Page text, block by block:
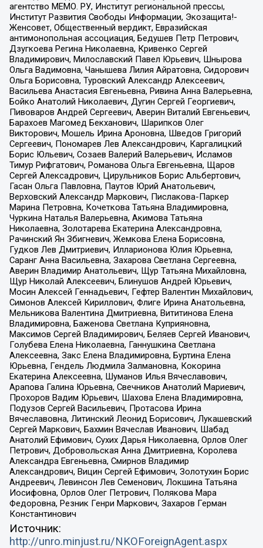
агентство МЕМО. РУ, Институт региональной прессы,
Институт Развития Свободы Информации, Экозащита!-
Женсовет, Общественный вердикт, Евразийская
антимонопольная ассоциация, Бедушев Петр Петрович,
Дзугкоева Регина Николаевна, Кривенко Сергей
Владимирович, Милославский Павел Юрьевич, Шнырова
Ольга Вадимовна, Чанышева Лилия Айратовна, Сидорович
Ольга Борисовна, Туровский Александр Алексеевич,
Васильева Анастасия Евгеньевна, Ривина Анна Валерьевна,
Бойко Анатолий Николаевич, Дугин Сергей Георгиевич,
Пивоваров Андрей Сергеевич, Аверин Виталий Евгеньевич,
Барахоев Магомед Бекханович, Шарипков Олег
Викторович, Мошель Ирина Ароновна, Шведов Григорий
Сергеевич, Пономарев Лев Александрович, Каргалицкий
Борис Юльевич, Созаев Валерий Валерьевич, Исламов
Тимур Рифгатович, Романова Ольга Евгеньевна, Щаров
Сергей Алексадрович, Цирульников Борис Альбертович,
Гасан Ольга Павловна, Паутов Юрий Анатольевич,
Верховский Александр Маркович, Пислакова-Паркер
Марина Петровна, Кочеткова Татьяна Владимировна,
Чуркина Наталья Валерьевна, Акимова Татьяна
Николаевна, Золотарева Екатерина Александровна,
Рачинский Ян Збигневич, Жемкова Елена Борисовна,
Гудков Лев Дмитриевич, Илларионова Юлия Юрьевна,
Саранг Анна Васильевна, Захарова Светлана Сергеевна,
Аверин Владимир Анатольевич, Щур Татьяна Михайловна,
Щур Николай Алексеевич, Блинушов Андрей Юрьевич,
Мосин Алексей Геннадьевич, Гефтер Валентин Михайлович,
Симонов Алексей Кириллович, Флиге Ирина Анатольевна,
Мельникова Валентина Дмитриевна, Вититинова Елена
Владимировна, Баженова Светлана Куприяновна,
Максимов Сергей Владимирович, Беляев Сергей Иванович,
Голубева Елена Николаевна, Ганнушкина Светлана
Алексеевна, Закс Елена Владимировна, Буртина Елена
Юрьевна, Гендель Людмила Залмановна, Кокорина
Екатерина Алексеевна, Шуманов Илья Вячеславович,
Арапова Галина Юрьевна, Свечников Анатолий Мариевич,
Прохоров Вадим Юрьевич, Шахова Елена Владимировна,
Подузов Сергей Васильевич, Протасова Ирина
Вячеславовна, Литинский Леонид Борисович, Лукашевский
Сергей Маркович, Бахмин Вячеслав Иванович, Шабад
Анатолий Ефимович, Сухих Дарья Николаевна, Орлов Олег
Петрович, Добровольская Анна Дмитриевна, Королева
Александра Евгеньевна, Смирнов Владимир
Александрович, Вицин Сергей Ефимович, Золотухин Борис
Андреевич, Левинсон Лев Семенович, Локшина Татьяна
Иосифовна, Орлов Олег Петрович, Полякова Мара
Федоровна, Резник Генри Маркович, Захаров Герман
Константинович
Источник:
http://unro.minjust.ru/NKOForeignAgent.aspx